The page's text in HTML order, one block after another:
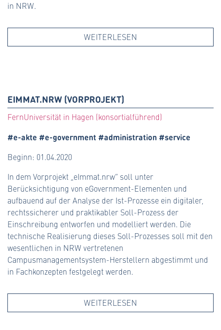
in NRW.
WEITERLESEN
EIMMAT.NRW (VORPROJEKT)
FernUniversität in Hagen (konsortialführend)
#e-akte #e-government #administration #service
Beginn: 01.04.2020
In dem Vorprojekt „eImmat.nrw“ soll unter
Berücksichtigung von eGovernment-Elementen und
aufbauend auf der Analyse der Ist-Prozesse ein digitaler,
rechtssicherer und praktikabler Soll-Prozess der
Einschreibung entworfen und modelliert werden. Die
technische Realisierung dieses Soll-Prozesses soll mit den
wesentlichen in NRW vertretenen
Campusmanagementsystem-Herstellern abgestimmt und
in Fachkonzepten festgelegt werden.
WEITERLESEN